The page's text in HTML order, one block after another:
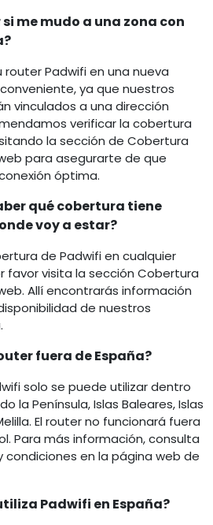
si me mudo a una zona con
router Padwifi en una nueva
ya que nuestros
vinculados a una dirección
verificar la cobertura
la sección de Cobertura
para asegurarte de que
óptima.
qué cobertura tiene
voy a estar?
de Padwifi en cualquier
favor visita la sección Cobertura
Allí encontrarás información
de nuestros
fuera de España?
solo se puede utilizar dentro
la Península, Islas Baleares, Islas
El router no funcionará fuera
Para más información, consulta
condiciones en la página web de
Padwifi en España?